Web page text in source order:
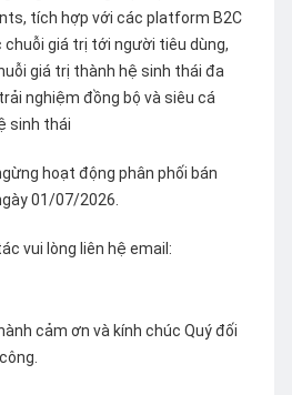
tích hợp với các platform B2C
giá trị tới người tiêu dùng,
giá trị thành hệ sinh thái đa
nghiệm đồng bộ và siêu cá
sinh thái
hoạt động phân phối bán
01/07/2026.
vui lòng liên hệ email:
cảm ơn và kính chúc Quý đối